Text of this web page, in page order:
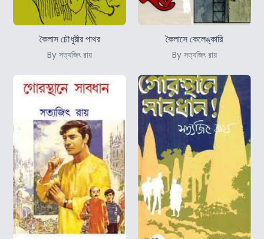
কৈলাস চৌধুরীর পাথর
By সত্যজিৎ রায়
কৈলাসে কেলেঙ্কারি
By সত্যজিৎ রায়